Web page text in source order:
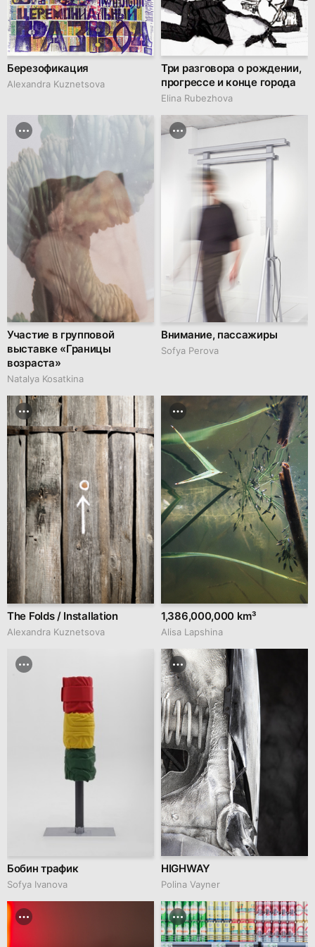
Березофикация
Alexandra Kuznetsova
Три разговора о рождении,
прогрессе и конце города
Elina Rubezhova
Участие в групповой
выставке «Границы
возраста»
Natalya Kosatkina
Внимание, пассажиры
Sofya Perova
The Folds / Installation
Alexandra Kuznetsova
1,386,000,000 km³
Аlisa Lapshina
Бобин трафик
Sofya Ivanova
HIGHWAY
Polina Vayner